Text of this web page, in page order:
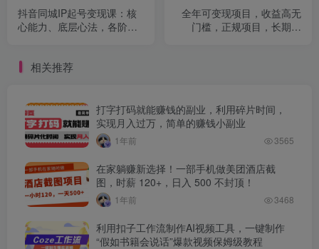
抖音同城IP起号变现课：核
心能力、底层心法，各阶段
全年可变现项目，收益高无
门槛，正规项目，长期可
相关推荐
打字打码就能赚钱的副业，利用碎片时间，
实现月入过万，简单的赚钱小副业
1年前 3565
在家躺赚新选择！一部手机做美团酒店截
图，时薪 120+，日入 500 不封顶！
1年前 3468
利用扣子工作流制作AI视频工具，一键制作
“假如书籍会说话”爆款视频保姆级教程